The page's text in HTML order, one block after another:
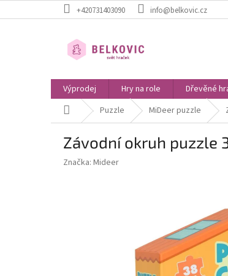
na
+420731403090 info@belkovic.cz
Výprodej Hry na role Dřevěné
Domů Puzzle MiDeer puzzle
Závodní okruh puzzle
Značka: Mideer